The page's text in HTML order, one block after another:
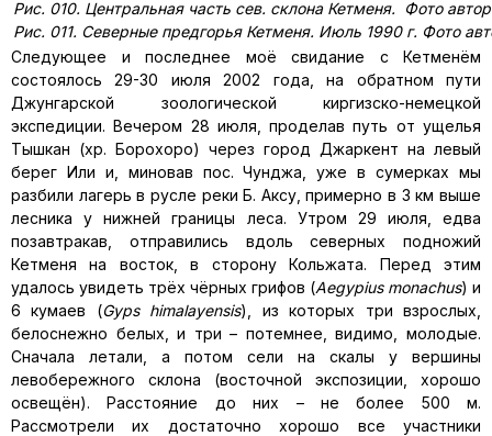
Рис. 010. Центральная часть сев. склона Кетменя. Фото
Рис. 011. Северные предгорья Кетменя. Июль 1990 г. Фото
Следующее и последнее моё свидание с Кетменём
состоялось 29-30 июля 2002 года, на обратном пути
Джунгарской зоологической киргизско-немецкой
экспедиции. Вечером 28 июля, проделав путь от ущелья
Тышкан (хр. Борохоро) через город Джаркент на левый
берег Или и, миновав пос. Чунджа, уже в сумерках мы
разбили лагерь в русле реки Б. Аксу, примерно в 3 км выше
лесника у нижней границы леса. Утром 29 июля, едва
позавтракав, отправились вдоль северных подножий
Кетменя на восток, в сторону Кольжата. Перед этим
удалось увидеть трёх чёрных грифов (Aegypius monachus) и
6 кумаев (Gyps himalayensis), из которых три взрослых,
белоснежно белых, и три – потемнее, видимо, молодые.
Сначала летали, а потом сели на скалы у вершины
левобережного склона (восточной экспозиции, хорошо
освещён). Расстояние до них – не более 500 м.
Рассмотрели их достаточно хорошо все участники